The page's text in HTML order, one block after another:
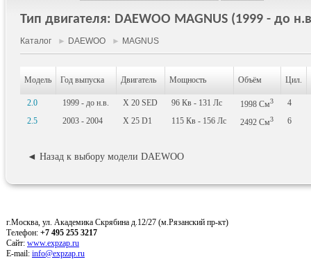
Тип двигателя: DAEWOO MAGNUS (1999 - до
Каталог ► DAEWOO ► MAGNUS
Модель Год выпуска Двигатель Мощность Объём Цил.
2.0 1999 - до н.в. X 20 SED 96 Кв - 131 Лс 1998 См3
4
2.5
2003 - 2004 X 25 D1 115 Кв - 156 Лс 2492 См3 6
◄ Назад к выбору модели DAEWOO
г.Москва, ул. Академика Скрябина д.12/27 (м.Рязанский пр-кт)
Телефон: +7 495 255 3217
Сайт: www.expzap.ru
E-mail: info@expzap.ru